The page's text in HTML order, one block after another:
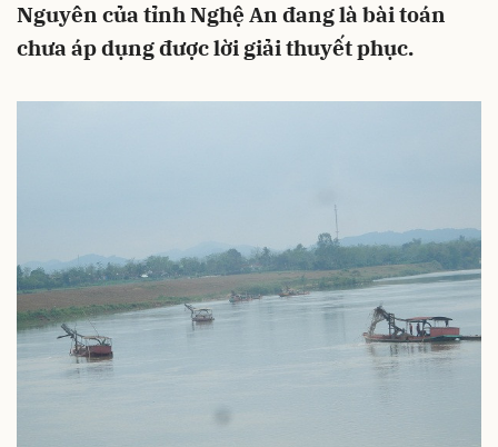
Nguyên của tỉnh Nghệ An đang là bài toán
chưa áp dụng được lời giải thuyết phục.